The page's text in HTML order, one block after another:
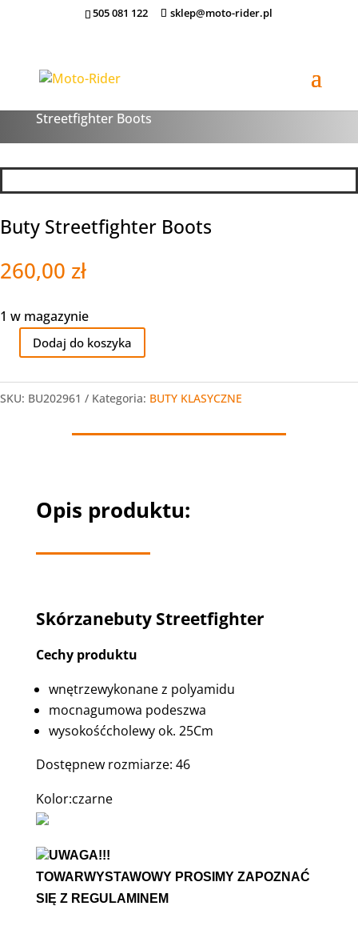
505 081 122 sklep@moto-rider.pl
Streetfighter Boots
Buty Streetfighter Boots
260,00 zł
1 w magazynie
ilość
Streetfighter
Dodaj do koszyka
SKU: BU202961 Kategoria: BUTY KLASYCZNE
Opis produktu:
Skórzanebuty Streetfighter
Cechy produktu
wnętrzewykonane z polyamidu
mocnagumowa podeszwa
wysokośćcholewy ok. 25Cm
Dostępnew rozmiarze: 46
Kolor:czarne
UWAGA!!!
TOWARWYSTAWOWY PROSIMY ZAPOZNAĆ
SIĘ Z REGULAMINEM